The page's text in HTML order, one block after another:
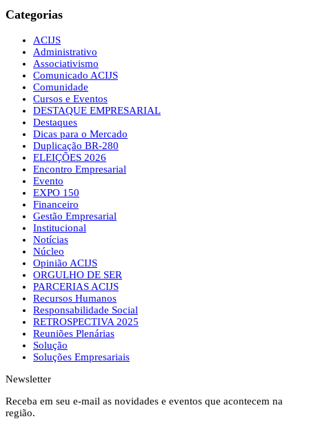
Categorias
ACIJS
Administrativo
Associativismo
Comunicado ACIJS
Comunidade
Cursos e Eventos
DESTAQUE EMPRESARIAL
Destaques
Dicas para o Mercado
Duplicação BR-280
ELEIÇÕES 2026
Encontro Empresarial
Evento
EXPO 150
Financeiro
Gestão Empresarial
Institucional
Notícias
Núcleo
Opinião ACIJS
ORGULHO DE SER
PARCERIAS ACIJS
Recursos Humanos
Responsabilidade Social
RETROSPECTIVA 2025
Reuniões Plenárias
Solução
Soluções Empresariais
Newsletter
Receba em seu e-mail as novidades e eventos que acontecem na
região.